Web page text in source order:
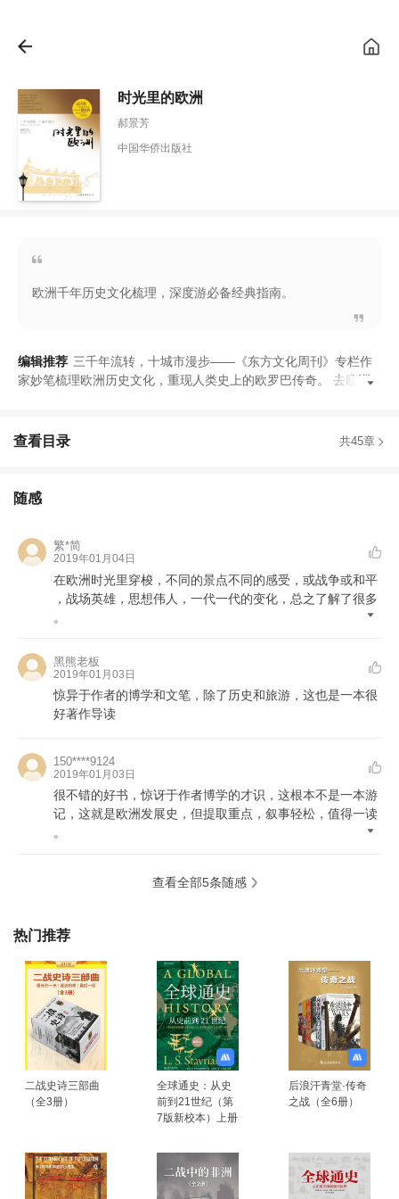
时光里的欧洲
郝景芳
中国华侨出版社
欧洲千年历史文化梳理，深度游必备经典指南。
三千年流转 ， 十城市漫步—— 《东方文化周刊 》 专栏作
家妙笔梳理欧洲历史文化 ， 重现人类史上的欧罗巴传奇。
去欧洲
编辑推荐
查看目录 共45章
随感
繁*简
2019年01月04日
在欧洲时光里穿梭 ， 不同的景点不同的感受 ， 或战争或和平
， 战场英雄， 思想伟人 ， 一代一代的变化， 总之了解了很多
。
黑熊老板
2019年01月03日
惊异于作者的博学和文笔，除了历史和旅游，这也是一本很
好著作导读
150****9124
2019年01月03日
很不错的好书 ，惊讶于作者博学的才识 ， 这根本不是一本游
记， 这就是欧洲发展史 ， 但提取重点 ， 叙事轻松， 值得一读
。
查看全部5条随感
热门推荐
二战史诗三部曲
（全3册）
全球通史：从史
前到21世纪（第
7版新校本）上册
后浪汗青堂·传奇
之战（全6册）